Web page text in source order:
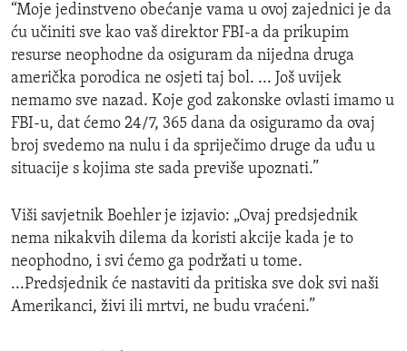
“Moje jedinstveno obećanje vama u ovoj zajednici je da
ću učiniti sve kao vaš direktor FBI-a da prikupim
resurse neophodne da osiguram da nijedna druga
američka porodica ne osjeti taj bol. ... Još uvijek
nemamo sve nazad. Koje god zakonske ovlasti imamo u
FBI-u, dat ćemo 24/7, 365 dana da osiguramo da ovaj
broj svedemo na nulu i da spriječimo druge da uđu u
situacije s kojima ste sada previše upoznati.”
Viši savjetnik Boehler je izjavio: „Ovaj predsjednik
nema nikakvih dilema da koristi akcije kada je to
neophodno, i svi ćemo ga podržati u tome.
...Predsjednik će nastaviti da pritiska sve dok svi naši
Amerikanci, živi ili mrtvi, ne budu vraćeni.”